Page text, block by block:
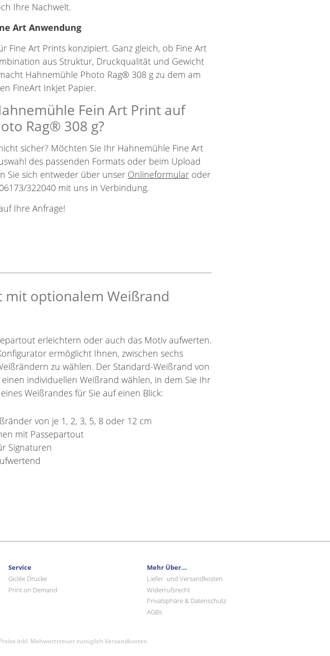
Ihre Nachwelt.
Art Anwendung
Fine Art Prints konzipiert. Ganz gleich, ob Fine Art
aus Struktur, Druckqualität und Gewicht
Hahnemühle Photo Rag® 308 g zu dem am
FineArt Inkjet Papier.
Fein Art Print auf
Rag® 308 g?
sicher? Möchten Sie Ihr Hahnemühle Fine Art
des passenden Formats oder beim Upload
Sie sich entweder über unser Onlineformular oder
322040 mit uns in Verbindung.
Ihre Anfrage!
mit optionalem Weißrand
erleichtern oder auch das Motiv aufwerten.
ermöglicht Ihnen, zwischen sechs
zu wählen. Der Standard-Weißrand von
individuellen Weißrand wählen, in dem Sie Ihr
Weißrandes für Sie auf einen Blick:
von je 1, 2, 3, 5, 8 oder 12 cm
mit Passepartout
Signaturen
Service
Giclée Drucke
Print on Demand
Mehr Über...
Liefer- und Versandkosten
Widerrufsrecht
Privatsphäre & Datenschutz
AGBs
inkl. Mehwertsteuer zuzüglich Versandkosten